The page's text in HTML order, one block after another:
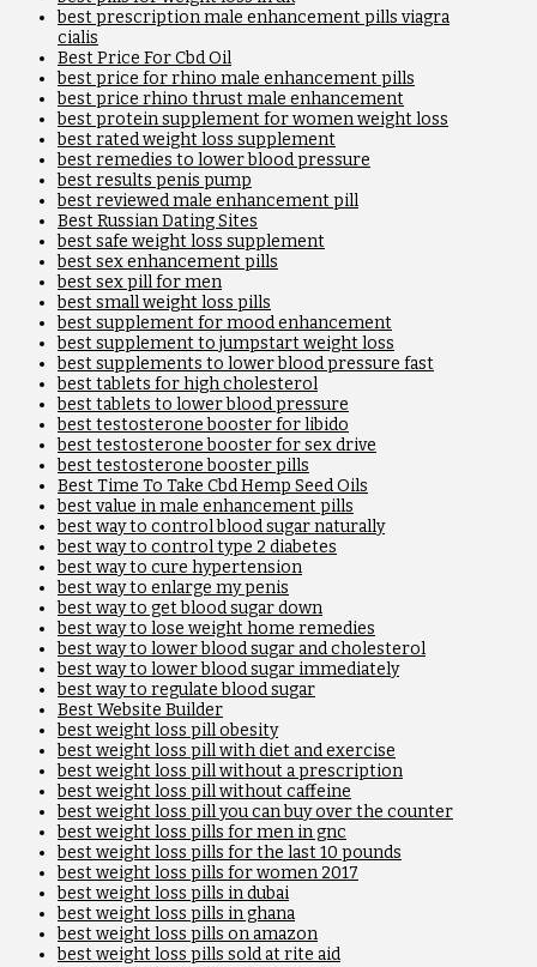
best prescription male enhancement pills viagra
cialis
Best Price For Cbd Oil
best price for rhino male enhancement pills
best price rhino thrust male enhancement
best protein supplement for women weight loss
best rated weight loss supplement
best remedies to lower blood pressure
best results penis pump
best reviewed male enhancement pill
Best Russian Dating Sites
best safe weight loss supplement
best sex enhancement pills
best sex pill for men
best small weight loss pills
best supplement for mood enhancement
best supplement to jumpstart weight loss
best supplements to lower blood pressure fast
best tablets for high cholesterol
best tablets to lower blood pressure
best testosterone booster for libido
best testosterone booster for sex drive
best testosterone booster pills
Best Time To Take Cbd Hemp Seed Oils
best value in male enhancement pills
best way to control blood sugar naturally
best way to control type 2 diabetes
best way to cure hypertension
best way to enlarge my penis
best way to get blood sugar down
best way to lose weight home remedies
best way to lower blood sugar and cholesterol
best way to lower blood sugar immediately
best way to regulate blood sugar
Best Website Builder
best weight loss pill obesity
best weight loss pill with diet and exercise
best weight loss pill without a prescription
best weight loss pill without caffeine
best weight loss pill you can buy over the counter
best weight loss pills for men in gnc
best weight loss pills for the last 10 pounds
best weight loss pills for women 2017
best weight loss pills in dubai
best weight loss pills in ghana
best weight loss pills on amazon
best weight loss pills sold at rite aid